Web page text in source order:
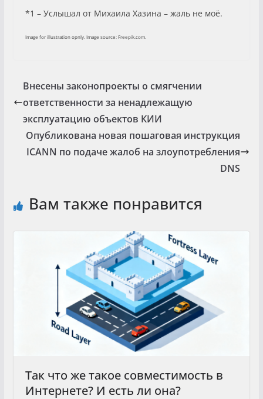
*1 – Услышал от Михаила Хазина – жаль не моё.
Image for illustration opnly. Image source: Freepik.com.
Внесены законопроекты о смягчении
ответственности за ненадлежащую
эксплуатацию объектов КИИ
Опубликована новая пошаговая инструкция
ICANN по подаче жалоб на злоупотребления
DNS
Вам также понравится
Так что же такое совместимость в
Интернете? И есть ли она?